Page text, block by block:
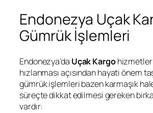
Endonezya Uçak
Gümrük İşlemleri
Endonezya’da Uçak Kargo
hızlanması açısından hayati önem
gümrük işlemleri bazen karmaşık
süreçte dikkat edilmesi gereken
vardır: